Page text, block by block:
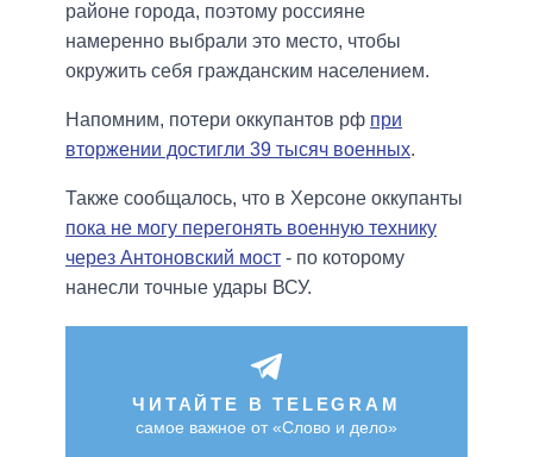
районе города, поэтому россияне
намеренно выбрали это место, чтобы
окружить себя гражданским населением.
Напомним, потери оккупантов рф при
вторжении достигли 39 тысяч военных.
Также сообщалось, что в Херсоне оккупанты
пока не могу перегонять военную технику
через Антоновский мост - по которому
нанесли точные удары ВСУ.
ЧИТАЙТЕ В TELEGRAM
самое важное от «Слово и дело»